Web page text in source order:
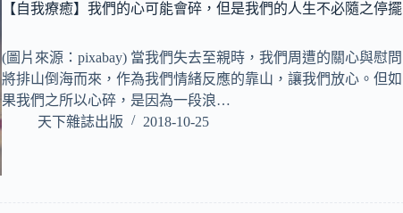
【自我療癒】我們的心可能會碎，但是我們的人生不必隨之停擺
(圖片來源：pixabay) 當我們失去至親時，我們周遭的關心與慰問
將排山倒海而來，作為我們情緒反應的靠山，讓我們放心。但如
果我們之所以心碎，是因為一段浪…
天下雜誌出版
2018-10-25